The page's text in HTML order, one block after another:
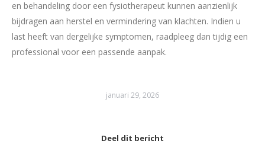
en behandeling door een fysiotherapeut kunnen aanzienlijk
bijdragen aan herstel en vermindering van klachten. Indien u
last heeft van dergelijke symptomen, raadpleeg dan tijdig een
professional voor een passende aanpak.
januari 29, 2026
Deel dit bericht